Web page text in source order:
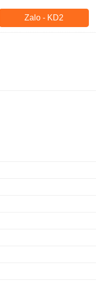
Zalo - KD2